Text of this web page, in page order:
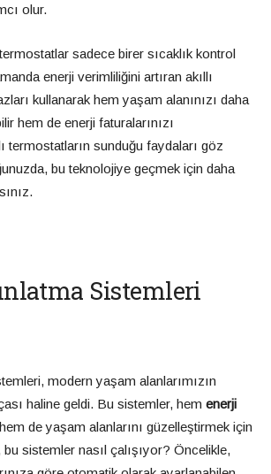
olur.
sadece birer sıcaklık kontrol
enerji verimliliğini artıran akıllı
kullanarak hem yaşam alanınızı daha
hem de enerji faturalarınızı
termostatların sunduğu faydaları göz
bu teknolojiye geçmek için daha
Sistemleri
modern yaşam alanlarımızın
haline geldi. Bu sistemler, hem enerji
de yaşam alanlarını güzelleştirmek için
bu sistemler nasıl çalışıyor? Öncelikle,